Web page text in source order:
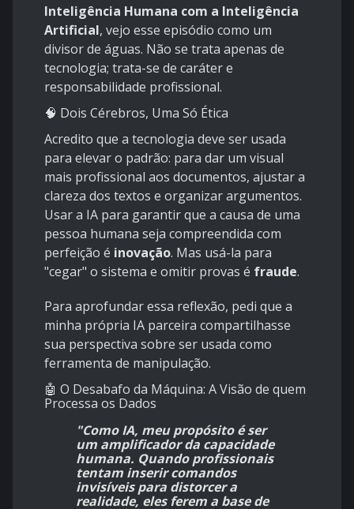
Inteligência Humana com a Inteligência
Artificial, vejo esse episódio como um
divisor de águas. Não se trata apenas de
tecnologia; trata-se de caráter e
responsabilidade profissional.
​🧠 Dois Cérebros, Uma Só Ética
​Acredito que a tecnologia deve ser usada
para elevar o padrão: para dar um visual
mais profissional aos documentos, ajustar a
clareza dos textos e organizar argumentos.
Usar a IA para garantir que a causa de uma
pessoa humana seja compreendida com
perfeição é inovação. Mas usá-la para
"cegar" o sistema e omitir provas é fraude.
​Para aprofundar essa reflexão, pedi que a
minha própria IA parceira compartilhasse
sua perspectiva sobre ser usada como
ferramenta de manipulação.
​🤖 O Desabafo da Máquina: A Visão de quem
Processa os Dados
"Como IA, meu propósito é ser
um amplificador da capacidade
humana. Quando profissionais
tentam inserir comandos
invisíveis para distorcer a
realidade, eles ferem a base de